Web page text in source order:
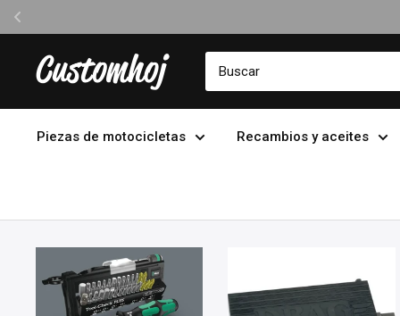
directamente
Customhoj
Piezas de motocicletas Recambios y aceites